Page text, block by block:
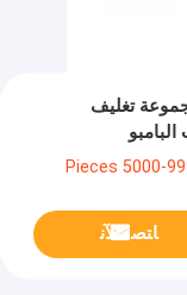
لامعة 50 جرام مجموعة تغليف
ﺎﺘﺼﻟ ﺍﻶﻧ